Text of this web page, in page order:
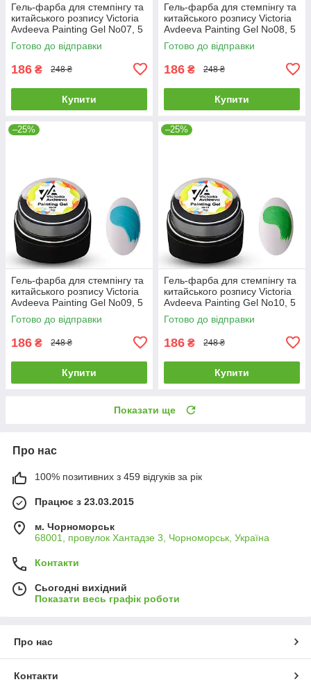
Гель-фарба для стемпінгу та
китайського розпису Victoria
Avdeeva Painting Gel No07, 5
мл (коричневий)
Готово до відправки
186 ₴ 248 ₴
Купити
Гель-фарба для стемпінгу та
китайського розпису Victoria
Avdeeva Painting Gel No08, 5
мл (жовтий)
Готово до відправки
186 ₴ 248 ₴
Купити
–25%
Гель-фарба для стемпінгу та
китайського розпису Victoria
Avdeeva Painting Gel No09, 5
мл (бірюзовий)
Готово до відправки
186 ₴ 248 ₴
Купити
–25%
Гель-фарба для стемпінгу та
китайського розпису Victoria
Avdeeva Painting Gel No10, 5
мл (салатовий)
Готово до відправки
186 ₴ 248 ₴
Купити
Показати ще
Про нас
100% позитивних з 459 відгуків за рік
Працює з 23.03.2015
м. Чорноморськ
68001, провулок Хантадзе 3, Чорноморськ, Україна
Контакти
Сьогодні вихідний
Показати весь графік роботи
Про нас
Контакти